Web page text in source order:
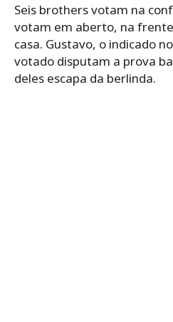
Seis brothers votam na
votam em aberto, na
casa. Gustavo, o indicado
votado disputam a prova
deles escapa da berlinda.